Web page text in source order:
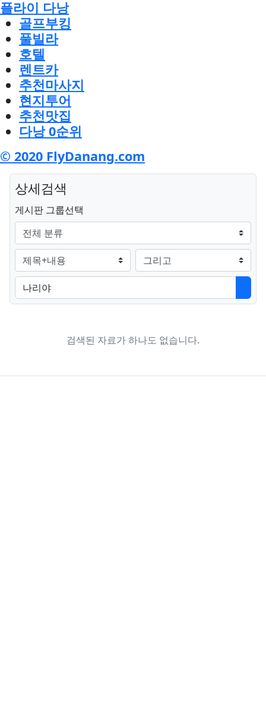
플라이 다낭
골프부킹
풀빌라
호텔
렌트카
추천마사지
현지투어
추천맛집
다낭 0순위
© 2020 FlyDanang.com
상세검색
그룹
게시판 그룹선택
검색조건 검색방법
검색어
검
검색된 자료가 하나도 없습니다.